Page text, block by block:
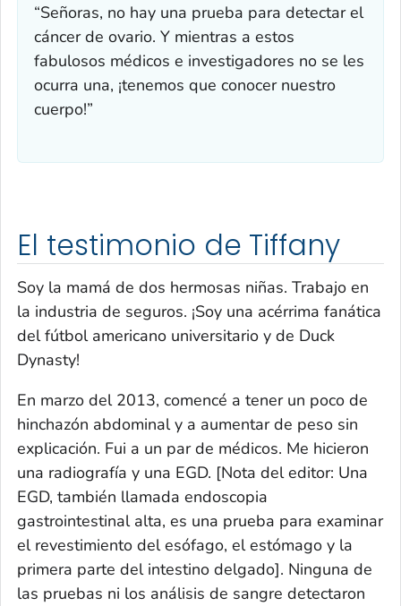
“Señoras, no hay una prueba para detectar el
cáncer de ovario. Y mientras a estos
fabulosos médicos e investigadores no se les
ocurra una, ¡tenemos que conocer nuestro
cuerpo!”
El testimonio de Tiffany
Soy la mamá de dos hermosas niñas. Trabajo en
la industria de seguros. ¡Soy una acérrima fanática
del fútbol americano universitario y de Duck
Dynasty!
En marzo del 2013, comencé a tener un poco de
hinchazón abdominal y a aumentar de peso sin
explicación. Fui a un par de médicos. Me hicieron
una radiografía y una EGD. [Nota del editor: Una
EGD, también llamada endoscopia
gastrointestinal alta, es una prueba para examinar
el revestimiento del esófago, el estómago y la
primera parte del intestino delgado]. Ninguna de
las pruebas ni los análisis de sangre detectaron